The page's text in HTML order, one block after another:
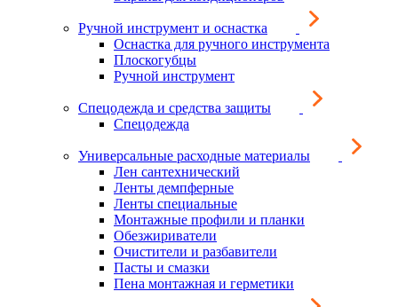
Ручной инструмент и оснастка
Оснастка для ручного инструмента
Плоскогубцы
Ручной инструмент
Спецодежда и средства защиты
Спецодежда
Универсальные расходные материалы
Лен сантехнический
Ленты демпферные
Ленты специальные
Монтажные профили и планки
Обезжириватели
Очистители и разбавители
Пасты и смазки
Пена монтажная и герметики